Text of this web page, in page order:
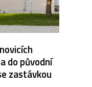
do původní
zastávkou